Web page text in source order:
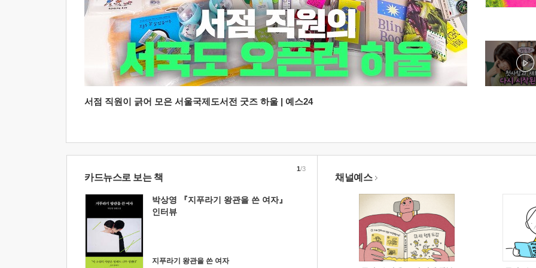
서점 직원이 긁어 모은 서울국제도서전 굿즈 하울 | 예스24
카드뉴스로 보는 책
박상영 『지푸라기 왕관을 쓴 여자』
인터뷰
지푸라기 왕관을 쓴 여자
1/3
채널예스